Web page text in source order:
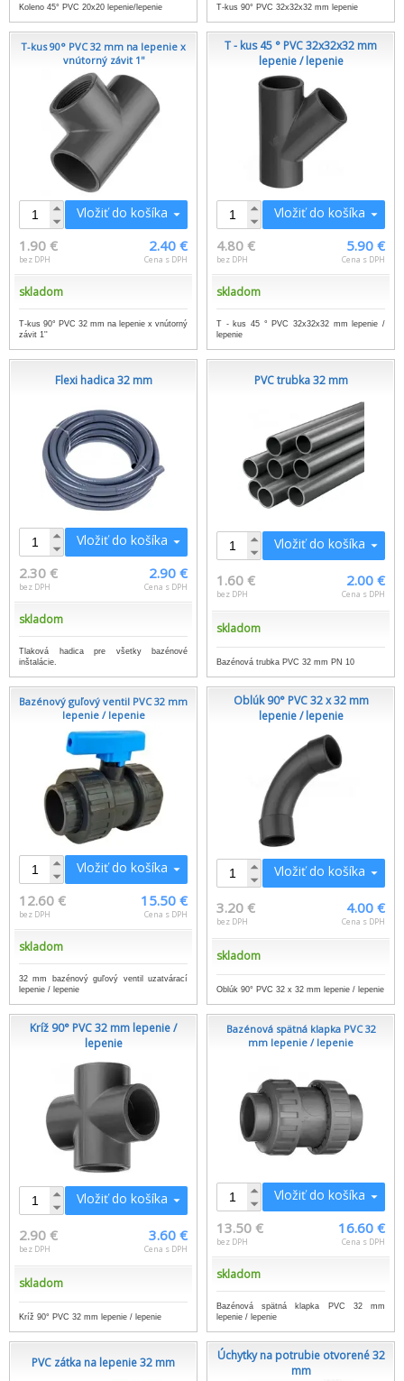
Koleno 45° PVC 20x20 lepenie/lepenie T-kus 90° PVC 32x32x32 mm lepenie
T-kus 90° PVC 32 mm na lepenie x
vnútorný závit 1''
Vložiť do košíka
1.90 €
bez DPH
2.40 €
Cena s DPH
skladom
T-kus 90° PVC 32 mm na lepenie x vnútorný
závit 1''
T - kus 45 ° PVC 32x32x32 mm
lepenie / lepenie
Vložiť do košíka
4.80 €
bez DPH
5.90 €
Cena s DPH
skladom
T - kus 45 ° PVC 32x32x32 mm lepenie /
lepenie
Flexi hadica 32 mm
Vložiť do košíka
2.30 €
bez DPH
2.90 €
Cena s DPH
skladom
Tlaková hadica pre všetky bazénové
inštalácie.
PVC trubka 32 mm
Vložiť do košíka
1.60 €
bez DPH
2.00 €
Cena s DPH
skladom
Bazénová trubka PVC 32 mm PN 10
Bazénový guľový ventil PVC 32 mm
lepenie / lepenie
Vložiť do košíka
12.60 €
bez DPH
15.50 €
Cena s DPH
skladom
32 mm bazénový guľový ventil uzatvárací
lepenie / lepenie
Oblúk 90° PVC 32 x 32 mm
lepenie / lepenie
Vložiť do košíka
3.20 €
bez DPH
4.00 €
Cena s DPH
skladom
Oblúk 90° PVC 32 x 32 mm lepenie / lepenie
Kríž 90° PVC 32 mm lepenie /
lepenie
Vložiť do košíka
2.90 €
bez DPH
3.60 €
Cena s DPH
skladom
Kríž 90° PVC 32 mm lepenie / lepenie
Bazénová spätná klapka PVC 32
mm lepenie / lepenie
Vložiť do košíka
13.50 €
bez DPH
16.60 €
Cena s DPH
skladom
Bazénová spätná klapka PVC 32 mm
lepenie / lepenie
PVC zátka na lepenie 32 mm
Úchytky na potrubie otvorené 32
mm